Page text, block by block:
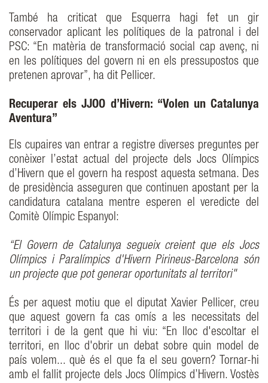
També ha criticat que Esquerra hagi fet un gir
conservador aplicant les polítiques de la patronal i del
PSC: “En matèria de transformació social cap avenç, ni
en les polítiques del govern ni en els pressupostos que
pretenen aprovar”, ha dit Pellicer.
Recuperar els JJOO d’Hivern: “Volen un Catalunya
Aventura”
Els cupaires van entrar a registre diverses preguntes per
conèixer l’estat actual del projecte dels Jocs Olímpics
d’Hivern que el govern ha respost aquesta setmana. Des
de presidència asseguren que continuen apostant per la
candidatura catalana mentre esperen el veredicte del
Comitè Olímpic Espanyol:
“El Govern de Catalunya segueix creient que els Jocs
Olímpics i Paralímpics d'Hivern Pirineus-Barcelona són
un projecte que pot generar oportunitats al territori"
És per aquest motiu que el diputat Xavier Pellicer, creu
que aquest govern fa cas omís a les necessitats del
territori i de la gent que hi viu: “En lloc d'escoltar el
territori, en lloc d'obrir un debat sobre quin model de
país volem... què és el que fa el seu govern? Tornar-hi
amb el fallit projecte dels Jocs Olímpics d’Hivern. Vostès